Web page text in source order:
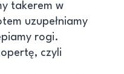
takerem w
uzupełniamy
rogi.
czyli